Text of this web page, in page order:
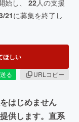
始し、 22人の支援
21に募集を終了し
ほしい
る
URLコピー
はじめません
供します。直系